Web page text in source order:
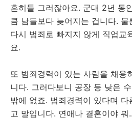
흔히들 그러잖아요. 군대 2년 동
큼 남들보다 늦어지는 겁니다.
다시 범죄로 빠지지 않게 직업교
요.
또 범죄경력이 있는 사람을 채용
니다. 그러다보니 공장 등 낮은
밖에 없죠. 범죄경력이 있다며
고 말입니다. 연애나 결혼이야 뭐..